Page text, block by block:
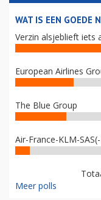
WAT IS EEN GOEDE
Verzin alsjeblieft iets
European Airlines
The Blue Group
Air-France-KLM-
Meer polls